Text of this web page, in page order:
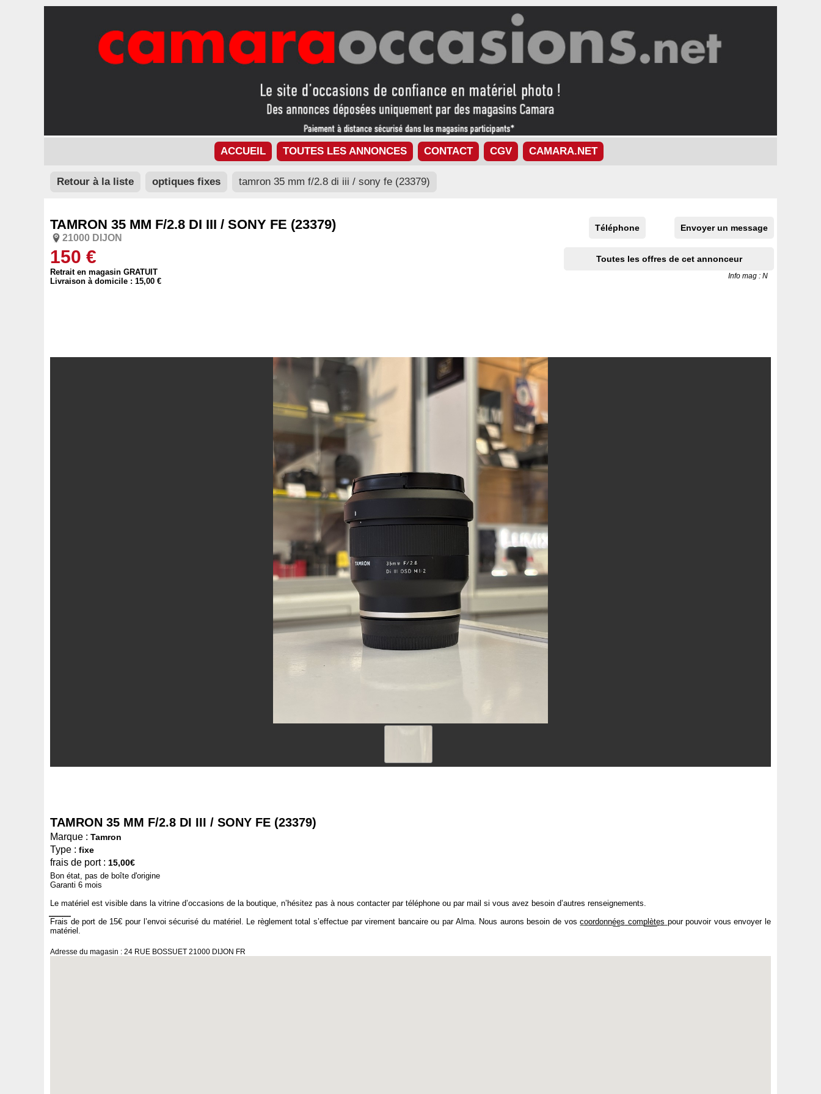
ACCUEIL TOUTES LES ANNONCES CONTACT CGV CAMARA.NET
Retour à la liste optiques fixes tamron 35 mm f/2.8 di iii / sony fe (23379)
TAMRON 35 MM F/2.8 DI III / SONY FE (23379)
21000 DIJON
150 €
Retrait en magasin GRATUIT
Livraison à domicile : 15,00 €
Téléphone Envoyer un message
Toutes les offres de cet annonceur
Info mag : N
TAMRON 35 MM F/2.8 DI III / SONY FE (23379)
Marque : Tamron
Type : fixe
frais de port : 15,00€
Bon état, pas de boîte d'origine
Garanti 6 mois
Le matériel est visible dans la vitrine d’occasions de la boutique, n’hésitez pas à nous contacter par téléphone ou par mail si vous avez besoin d’autres renseignements.
Frais de port de 15€ pour l’envoi sécurisé du matériel. Le règlement total s’effectue par virement bancaire ou par Alma. Nous aurons besoin de vos c͟o͟o͟r͟d͟o͟n͟n͟é͟e͟s͟ ͟c͟o͟m͟p͟l͟è͟t͟e͟s͟ pour pouvoir vous envoyer le
matériel.
Adresse du magasin : 24 RUE BOSSUET 21000 DIJON FR